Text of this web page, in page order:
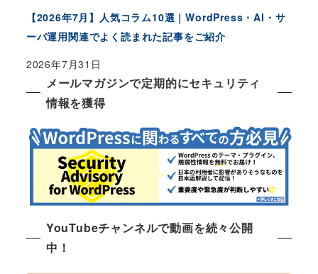
【2026年7月】人気コラム10選｜WordPress・AI・サ
ーバ運用関連でよく読まれた記事をご紹介
2026年7月31日
メールマガジンで定期的にセキュリティ
情報を獲得
YouTubeチャンネルで動画を続々公開
中！